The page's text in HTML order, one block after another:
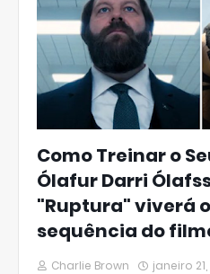
Como Treinar o
Ólafur Darri
"Ruptura" viverá
sequência do
Charlie Brown janeiro